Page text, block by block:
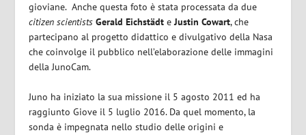
gioviane. Anche questa foto è stata processata da due
citizen scientists Gerald Eichstädt eJustin Cowart, che
partecipano al progetto didattico e divulgativo della Nasa
che coinvolge il pubblico nell’elaborazione delle immagini
della JunoCam.
Juno ha iniziato la sua missione il 5 agosto 2011 ed ha
raggiunto Giove il 5 luglio 2016. Da quel momento, la
sonda è impegnata nello studio delle origini e